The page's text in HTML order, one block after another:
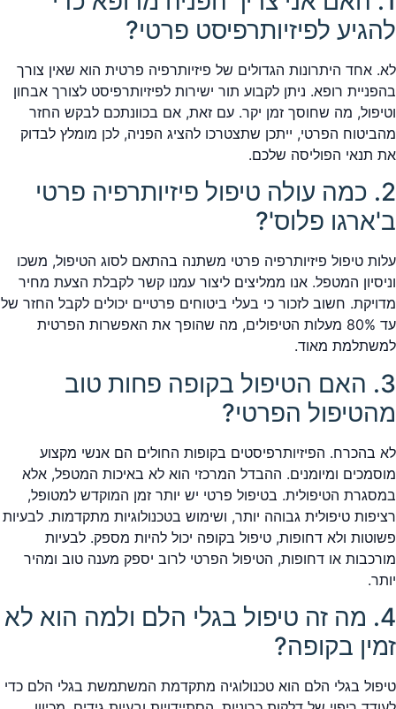
להגיע לפיזיותרפיסט פרטי?
לא. אחד היתרונות הגדולים של פיזיותרפיה פרטית הוא שאין צורך
בהפניית רופא. ניתן לקבוע תור ישירות לפיזיותרפיסט לצורך אבחון
וטיפול, מה שחוסך זמן יקר. עם זאת, אם בכוונתכם לבקש החזר
מהביטוח הפרטי, ייתכן שתצטרכו להציג הפניה, לכן מומלץ לבדוק
את תנאי הפוליסה שלכם.
2. כמה עולה טיפול פיזיותרפיה פרטי
ב'ארגו פלוס'?
עלות טיפול פיזיותרפיה פרטי משתנה בהתאם לסוג הטיפול, משכו
וניסיון המטפל. אנו ממליצים ליצור עמנו קשר לקבלת הצעת מחיר
מדויקת. חשוב לזכור כי בעלי ביטוחים פרטיים יכולים לקבל החזר של
עד 80% מעלות הטיפולים, מה שהופך את האפשרות הפרטית
למשתלמת מאוד.
3. האם הטיפול בקופה פחות טוב
מהטיפול הפרטי?
לא בהכרח. הפיזיותרפיסטים בקופות החולים הם אנשי מקצוע
מוסמכים ומיומנים. ההבדל המרכזי הוא לא באיכות המטפל, אלא
במסגרת הטיפולית. בטיפול פרטי יש יותר זמן המוקדש למטופל,
רציפות טיפולית גבוהה יותר, ושימוש בטכנולוגיות מתקדמות. לבעיות
פשוטות ולא דחופות, טיפול בקופה יכול להיות מספק. לבעיות
מורכבות או דחופות, הטיפול הפרטי לרוב יספק מענה טוב ומהיר
יותר.
4. מה זה טיפול בגלי הלם ולמה הוא לא
זמין בקופה?
טיפול בגלי הלם הוא טכנולוגיה מתקדמת המשתמשת בגלי הלם כדי